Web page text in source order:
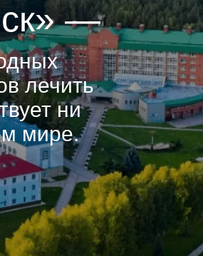
—
лечить
ни
мире.